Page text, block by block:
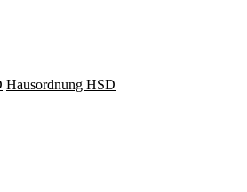
Hausordnung HSD